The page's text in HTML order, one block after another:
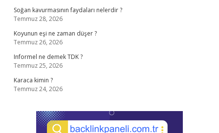
Soğan kavurmasının faydaları nelerdir ?
Temmuz 28, 2026
Koyunun eşi ne zaman düşer ?
Temmuz 26, 2026
Informel ne demek TDK ?
Temmuz 25, 2026
Karaca kimin ?
Temmuz 24, 2026